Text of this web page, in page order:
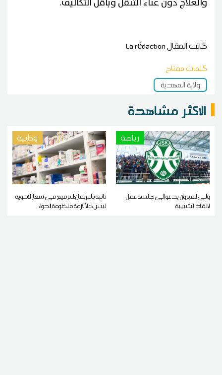
كاتب المقالLa rédaction
كلمات مفتاح
ولاية المهدية
الاكثر مشاهدة
رياضة
والي القيروان يدعو إلى جلسة عمل
لإنقاذ الشبيبة
وطنية
نائبة بالبرلمان:الترفيع في أسعار الأدوية
ليس حلاً لأزمة منظومة الدواء